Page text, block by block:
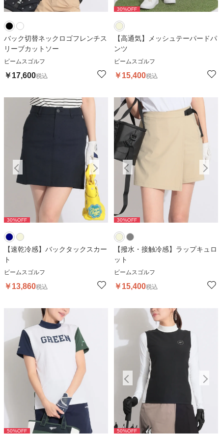
バック切替ネックロゴフレンチス
リーブカットソー
ビームスゴルフ
￥17,600税込
30%OFF
【高通気】メッシュテーパードパ
ンツ
ビームスゴルフ
￥15,400税込
30%OFF %OFF
【速乾冷感】バックタックスカー
ト
ビームスゴルフ
￥13,860税込
30%OFF 30%OFF
【撥水・接触冷感】ラップキュロ
ット
ビームスゴルフ
￥15,400税込
50%OFF
50%OFF 50%OFF